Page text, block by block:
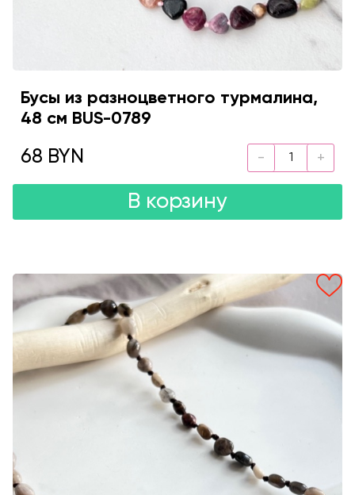
Бусы из разноцветного турмалина,
48 см BUS-0789
68 BYN
В корзину